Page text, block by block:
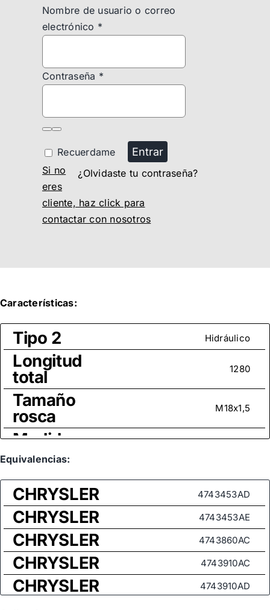
Nombre de usuario o correo
electrónico *
Contraseña *
Recuerdame Entrar
¿Olvidaste tu contraseña?
Si no
eres
cliente, haz click para
contactar con nosotros
Características:
Tipo 2 Hidráulico
Longitud
total 1280
Tamaño
rosca M18x1,5
Medida
de rosca
axial)
Equivalencias:
CHRYSLER 4743453AD
CHRYSLER 4743453AE
CHRYSLER 4743860AC
CHRYSLER 4743910AC
CHRYSLER 4743910AD